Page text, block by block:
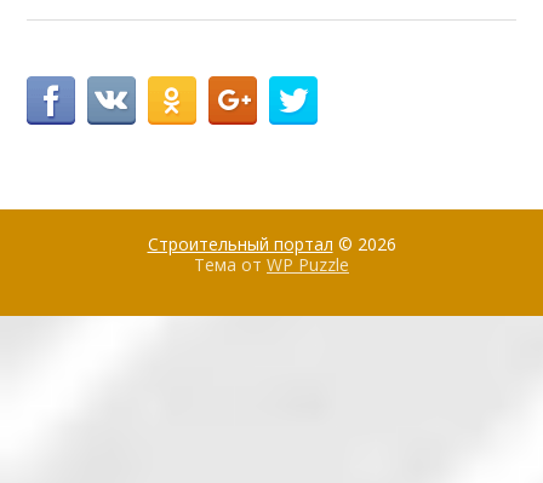
Строительный портал © 2026
Тема от WP Puzzle